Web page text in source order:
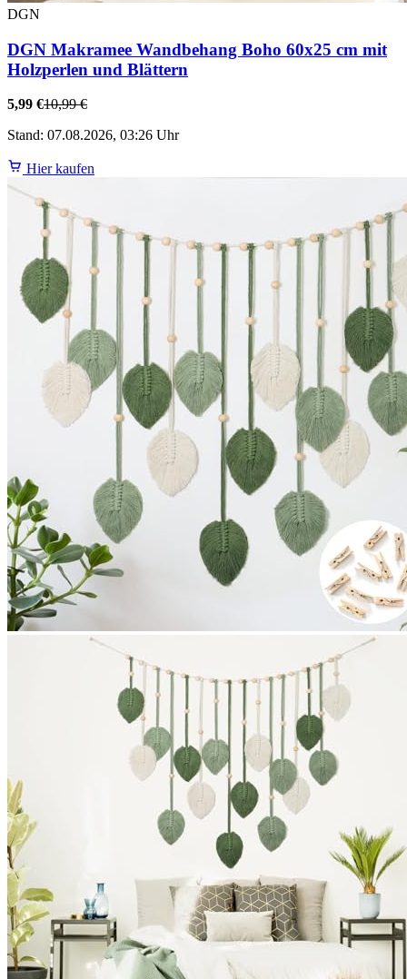
DGN
DGN Makramee Wandbehang Boho 60x25 cm mit
Holzperlen und Blättern
5,99 €10,99 €
Stand: 07.08.2026, 03:26 Uhr
Hier kaufen